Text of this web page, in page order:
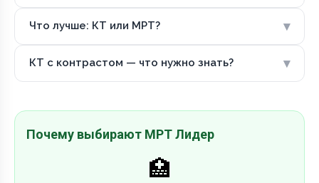
Что лучше: КТ или МРТ? ▾
КТ с контрастом — что нужно знать? ▾
Почему выбирают МРТ Лидер
🏥